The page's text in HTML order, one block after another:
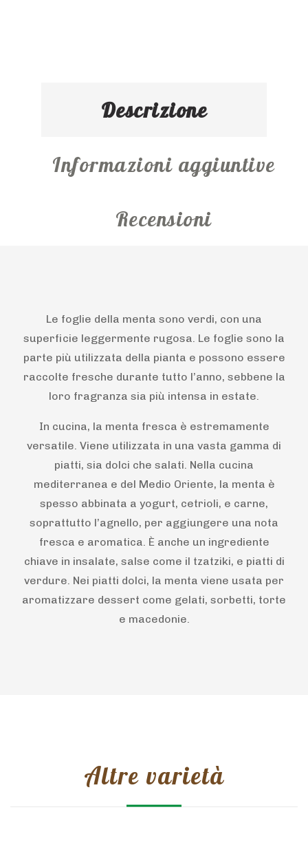
Descrizione
Informazioni aggiuntive
Recensioni
Le foglie della menta sono verdi, con una
superficie leggermente rugosa. Le foglie sono la
parte più utilizzata della pianta e possono essere
raccolte fresche durante tutto l’anno, sebbene la
loro fragranza sia più intensa in estate.
In cucina, la menta fresca è estremamente
versatile. Viene utilizzata in una vasta gamma di
piatti, sia dolci che salati. Nella cucina
mediterranea e del Medio Oriente, la menta è
spesso abbinata a yogurt, cetrioli, e carne,
soprattutto l’agnello, per aggiungere una nota
fresca e aromatica. È anche un ingrediente
chiave in insalate, salse come il tzatziki, e piatti di
verdure. Nei piatti dolci, la menta viene usata per
aromatizzare dessert come gelati, sorbetti, torte
e macedonie.
Altre varietà